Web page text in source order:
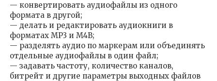
— конвертировать аудиофайлы из одного
формата в другой;
— делать и редактировать аудиокниги в
форматах MP3 и M4B;
— разделять аудио по маркерам или объединять
отдельные аудиофайлы в один файл;
— задавать частоту, количество каналов,
битрейт и другие параметры выходных файлов